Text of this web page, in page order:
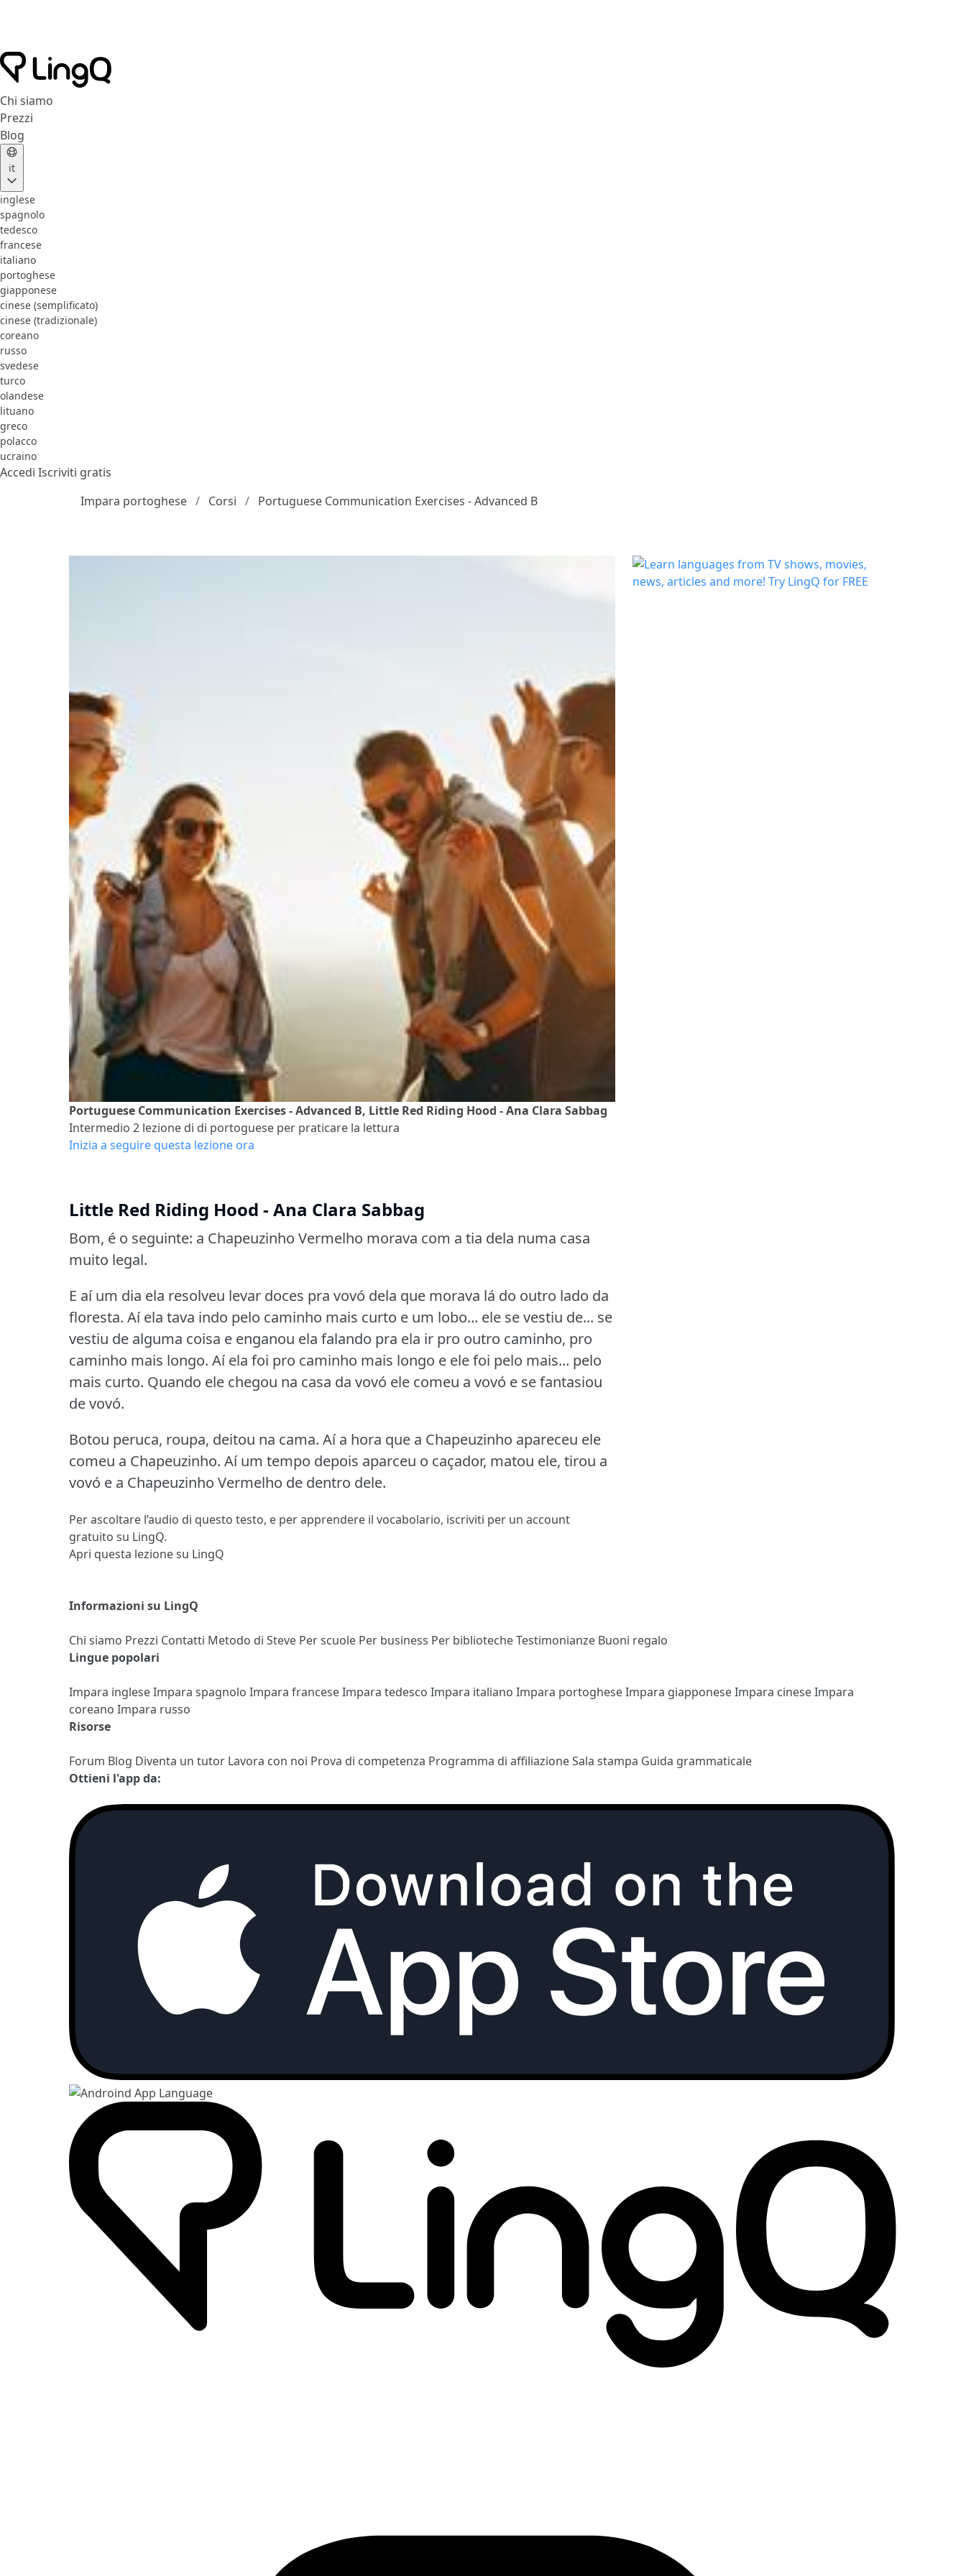
Chi siamo
Prezzi
Blog
it
inglese
spagnolo
tedesco
francese
italiano
portoghese
giapponese
cinese (semplificato)
cinese (tradizionale)
coreano
russo
svedese
turco
olandese
lituano
greco
polacco
ucraino
Accedi Iscriviti gratis
Impara portoghese
Corsi Portuguese Communication Exercises - Advanced B
Portuguese Communication Exercises - Advanced B, Little Red Riding Hood - Ana Clara Sabbag
Intermedio 2 lezione di di portoguese per praticare la lettura
Inizia a seguire questa lezione ora
Little Red Riding Hood - Ana Clara Sabbag
Bom, é o seguinte: a Chapeuzinho Vermelho morava com a tia dela numa casa
muito legal.
E aí um dia ela resolveu levar doces pra vovó dela que morava lá do outro lado da
floresta. Aí ela tava indo pelo caminho mais curto e um lobo... ele se vestiu de... se
vestiu de alguma coisa e enganou ela falando pra ela ir pro outro caminho, pro
caminho mais longo. Aí ela foi pro caminho mais longo e ele foi pelo mais... pelo
mais curto. Quando ele chegou na casa da vovó ele comeu a vovó e se fantasiou
de vovó.
Botou peruca, roupa, deitou na cama. Aí a hora que a Chapeuzinho apareceu ele
comeu a Chapeuzinho. Aí um tempo depois aparceu o caçador, matou ele, tirou a
vovó e a Chapeuzinho Vermelho de dentro dele.
Per ascoltare l’audio di questo testo, e per apprendere il vocabolario, iscriviti per un account
gratuito su LingQ.
Apri questa lezione su LingQ
Informazioni su LingQ
Chi siamo Prezzi Contatti Metodo di Steve Per scuole Per business Per bibliotecheTestimonianze Buoni regalo
Lingue popolari
Impara ingleseImpara spagnolo Impara franceseImpara tedesco Impara italiano Impara portogheseImpara giapponeseImpara cineseImpara
coreano Impara russo
Risorse
Forum Blog Diventa un tutor Lavora con noi Prova di competenza Programma di affiliazioneSala stampa Guida grammaticale
Ottieni l'app da: